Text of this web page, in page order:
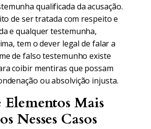
qualificada da acusação.
de ser tratada com respeito e
e qualquer testemunha,
tem o dever legal de falar a
de falso testemunho existe
coibir mentiras que possam
ou absolvição injusta.
Elementos Mais
Nesses Casos